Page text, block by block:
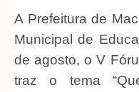
A Prefeitura de
Municipal de
de agosto, o V
traz o tema